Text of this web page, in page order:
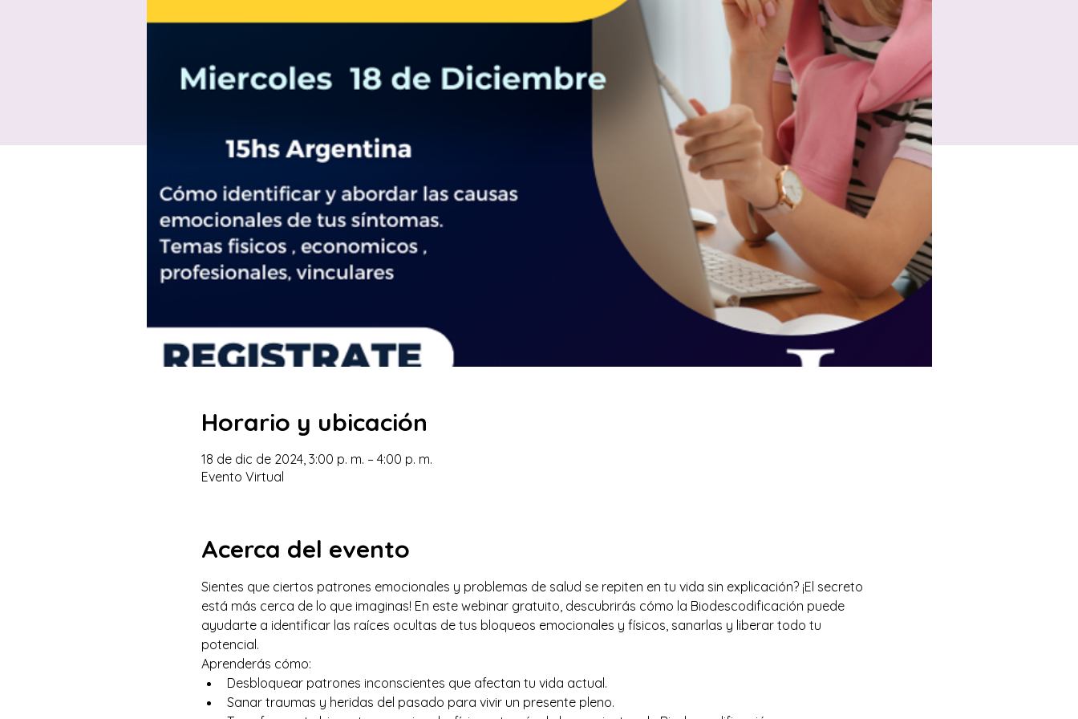
Horario y ubicación
18 de dic de 2024, 3:00 p. m. – 4:00 p. m.
Evento Virtual
Acerca del evento
Sientes que ciertos patrones emocionales y problemas de salud se repiten en tu vida sin explicación? ¡El secreto
está más cerca de lo que imaginas! En este webinar gratuito, descubrirás cómo la Biodescodificación puede
ayudarte a identificar las raíces ocultas de tus bloqueos emocionales y físicos, sanarlas y liberar todo tu
potencial.
Aprenderás cómo:
Desbloquear patrones inconscientes que afectan tu vida actual.
Sanar traumas y heridas del pasado para vivir un presente pleno.